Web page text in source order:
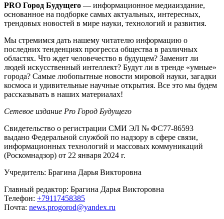
PRO Город Будущего — информационное медиаиздание,
основанное на подборке самых актуальных, интересных,
трендовых новостей в мире науки, технологий и развития.
Мы стремимся дать нашему читателю информацию о
последних тенденциях прогресса общества в различных
областях. Что ждет человечество в будущем? Заменит ли
людей искусственный интеллект? Будут ли в тренде «умные»
города? Самые любопытные новости мировой науки, загадки
космоса и удивительные научные открытия. Все это мы будем
рассказывать в наших материалах!
Сетевое издание Pro Город Будущего
Свидетельство о регистрации СМИ ЭЛ № ФС77-86593
выдано Федеральной службой по надзору в сфере связи,
информационных технологий и массовых коммуникаций
(Роскомнадзор) от 22 января 2024 г.
Учредитель: Брагина Дарья Викторовна
Главный редактор: Брагина Дарья Викторовна
Телефон: +79117458385
Почта: news.progorod@yandex.ru